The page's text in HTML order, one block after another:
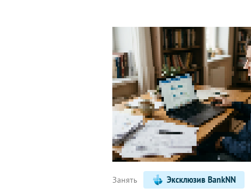
Занять Эксклюзив BankNN